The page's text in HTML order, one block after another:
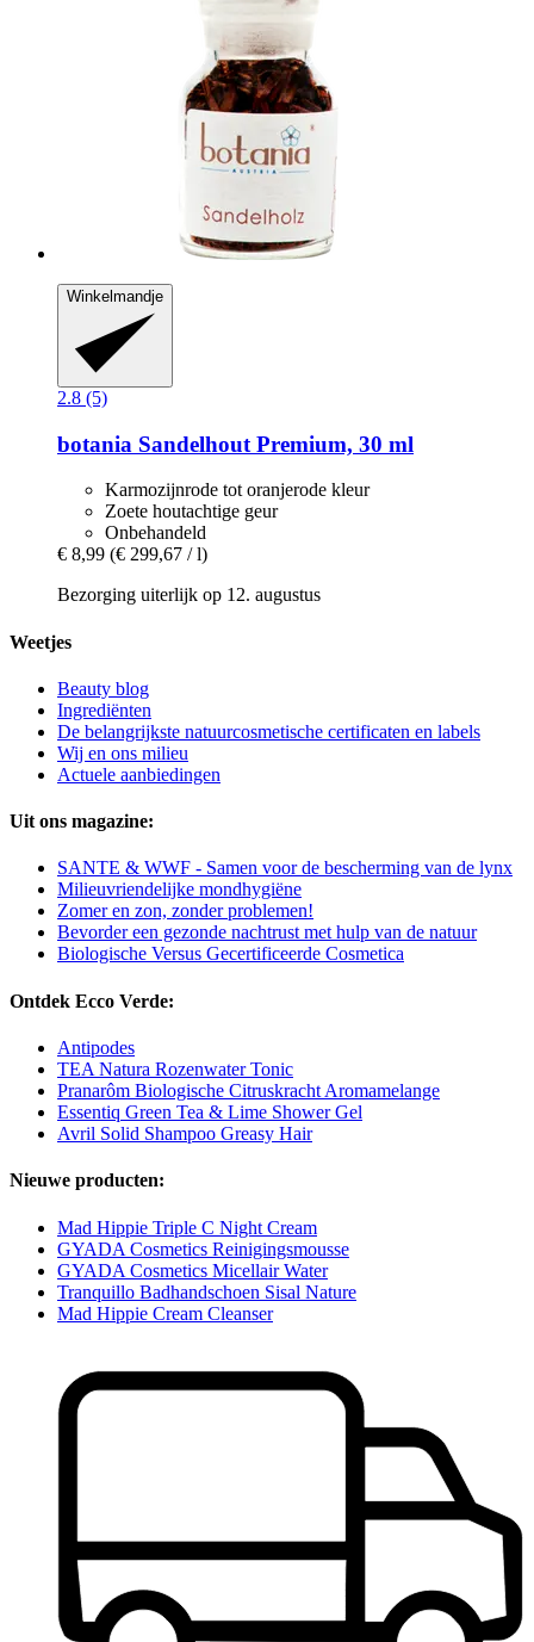
Winkelmandje
2.8 (5)
botania Sandelhout Premium, 30 ml
Karmozijnrode tot oranjerode kleur
Zoete houtachtige geur
Onbehandeld
€ 8,99 (€ 299,67 / l)
Bezorging uiterlijk op 12. augustus
Weetjes
Beauty blog
Ingrediënten
De belangrijkste natuurcosmetische certificaten en labels
Wij en ons milieu
Actuele aanbiedingen
Uit ons magazine:
SANTE & WWF - Samen voor de bescherming van de lynx
Milieuvriendelijke mondhygiëne
Zomer en zon, zonder problemen!
Bevorder een gezonde nachtrust met hulp van de natuur
Biologische Versus Gecertificeerde Cosmetica
Ontdek Ecco Verde:
Antipodes
TEA Natura Rozenwater Tonic
Pranarôm Biologische Citruskracht Aromamelange
Essentiq Green Tea & Lime Shower Gel
Avril Solid Shampoo Greasy Hair
Nieuwe producten:
Mad Hippie Triple C Night Cream
GYADA Cosmetics Reinigingsmousse
GYADA Cosmetics Micellair Water
Tranquillo Badhandschoen Sisal Nature
Mad Hippie Cream Cleanser